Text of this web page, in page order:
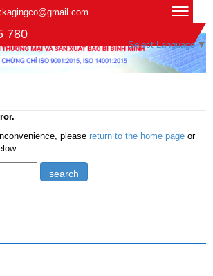
780
Select Language ▼
please return to the home page or